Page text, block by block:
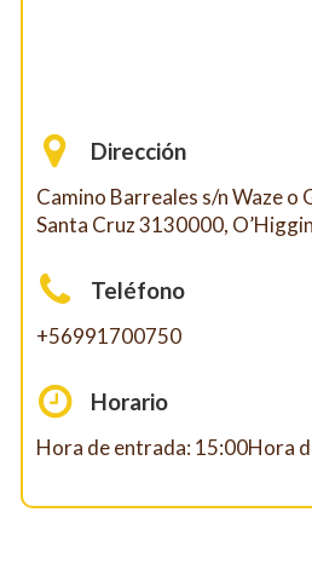
Dirección
Camino Barreales s/n Waze o
Santa Cruz 3130000,
Teléfono
+56991700750
Horario
Hora de entrada: 15:00Hora